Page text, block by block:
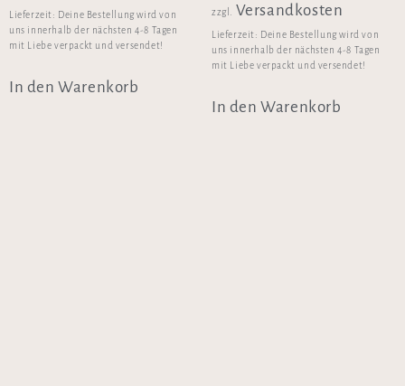
Lieferzeit: Deine Bestellung wird von
uns innerhalb der nächsten 4-8 Tagen
mit Liebe verpackt und versendet!
In den Warenkorb
zzgl. Versandkosten
Lieferzeit: Deine Bestellung wird von
uns innerhalb der nächsten 4-8 Tagen
mit Liebe verpackt und versendet!
In den Warenkorb